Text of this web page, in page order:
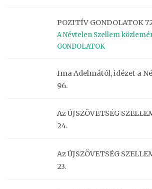
POZITÍV GONDOLATOK
A Névtelen Szellem
GONDOLATOK
Ima Adelmától, idézet a
96.
Az ÚJSZÖVETSÉG
24.
Az ÚJSZÖVETSÉG
23.